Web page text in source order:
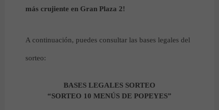
más crujiente en Gran Plaza 2!
A continuación, puedes consultar las bases legales del
sorteo:
BASES LEGALES SORTEO
“SORTEO 10 MENÚS DE POPEYES”